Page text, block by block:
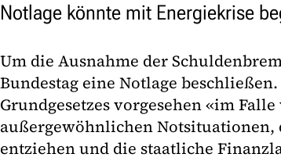
Notlage könnte mit Energiekrise
Um die Ausnahme der
Bundestag eine Notlage
Grundgesetzes vorgesehen «im
außergewöhnlichen Notsituationen,
entziehen und die staatliche